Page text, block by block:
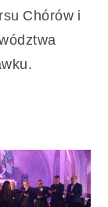
Chórów i